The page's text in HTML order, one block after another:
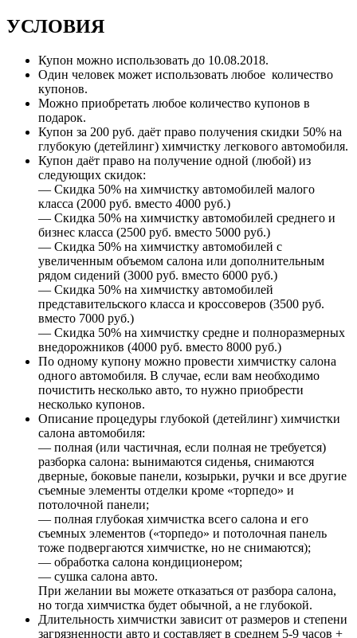
УСЛОВИЯ
Купон можно использовать до 10.08.2018.
Один человек может использовать любое количество
купонов.
Можно приобретать любое количество купонов в
подарок.
Купон за 200 руб. даёт право получения скидки 50% на
глубокую (детейлинг) химчистку легкового автомобиля.
Купон даёт право на получение одной (любой) из
следующих скидок:
— Скидка 50% на химчистку автомобилей малого
класса (2000 руб. вместо 4000 руб.)
— Скидка 50% на химчистку автомобилей среднего и
бизнес класса (2500 руб. вместо 5000 руб.)
— Скидка 50% на химчистку автомобилей с
увеличенным объемом салона или дополнительным
рядом сидений (3000 руб. вместо 6000 руб.)
— Скидка 50% на химчистку автомобилей
представительского класса и кроссоверов (3500 руб.
вместо 7000 руб.)
— Скидка 50% на химчистку средне и полноразмерных
внедорожников (4000 руб. вместо 8000 руб.)
По одному купону можно провести химчистку салона
одного автомобиля. В случае, если вам необходимо
почистить несколько авто, то нужно приобрести
несколько купонов.
Описание процедуры глубокой (детейлинг) химчистки
салона автомобиля:
— полная (или частичная, если полная не требуется)
разборка салона: вынимаются сиденья, снимаются
дверные, боковые панели, козырьки, ручки и все другие
съемные элементы отделки кроме «торпедо» и
потолочной панели;
— полная глубокая химчистка всего салона и его
съемных элементов («торпедо» и потолочная панель
тоже подвергаются химчистке, но не снимаются);
— обработка салона кондиционером;
— сушка салона авто.
При желании вы можете отказаться от разбора салона,
но тогда химчистка будет обычной, а не глубокой.
Длительность химчистки зависит от размеров и степени
загрязненности авто и составляет в среднем 5-9 часов +